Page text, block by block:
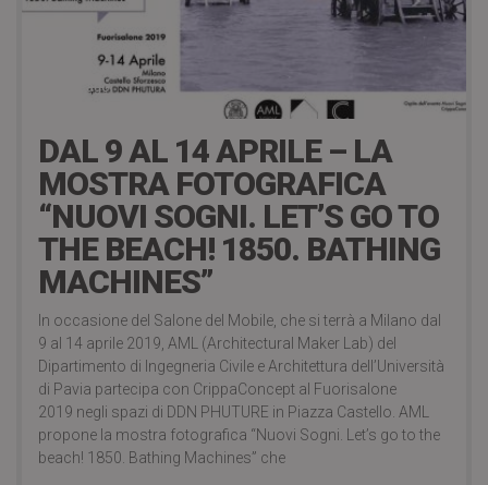
7 years ago
DAL 9 AL 14 APRILE – LA
MOSTRA FOTOGRAFICA
“NUOVI SOGNI. LET’S GO TO
THE BEACH! 1850. BATHING
MACHINES”
In occasione del Salone del Mobile, che si terrà a Milano dal
9 al 14 aprile 2019, AML (Architectural Maker Lab) del
Dipartimento di Ingegneria Civile e Architettura dell’Università
di Pavia partecipa con CrippaConcept al Fuorisalone
2019 negli spazi di DDN PHUTURE in Piazza Castello. AML
propone la mostra fotografica “Nuovi Sogni. Let’s go to the
beach! 1850. Bathing Machines” che